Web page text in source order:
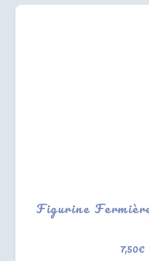
Figurine
7,50€